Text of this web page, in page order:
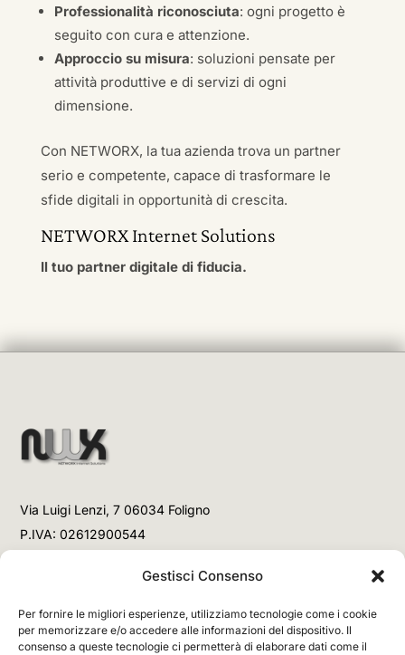
Gestisci Consenso
Per fornire le migliori esperienze, utilizziamo tecnologie come i cookie
per memorizzare e/o accedere alle informazioni del dispositivo. Il
consenso a queste tecnologie ci permetterà di elaborare dati come il
Professionalità riconosciuta: ogni progetto è
seguito con cura e attenzione.
Approccio su misura: soluzioni pensate per
attività produttive e di servizi di ogni
dimensione.
Con NETWORX, la tua azienda trova un partner
serio e competente, capace di trasformare le
sfide digitali in opportunità di crescita.
NETWORX Internet Solutions
Il tuo partner digitale di fiducia.
Via Luigi Lenzi, 7 06034 Foligno
P.IVA: 02612900544
+39 3477853708 (Chiamata)